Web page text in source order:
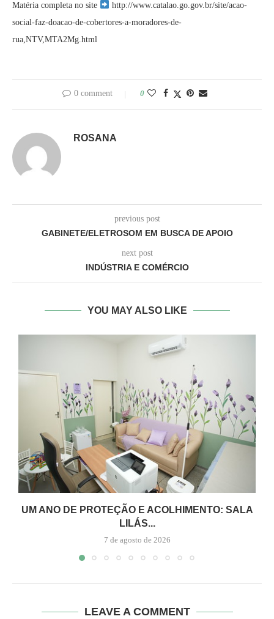
Matéria completa no site
http://www.catalao.go.gov.br/site/acao-
social-faz-doacao-de-cobertores-a-moradores-de-
rua,NTV,MTA2Mg.html
0 comment 0
ROSANA
previous post
GABINETE/ELETROSOM EM BUSCA DE APOIO
next post
INDÚSTRIA E COMÉRCIO
YOU MAY ALSO LIKE
UM ANO DE PROTEÇÃO E ACOLHIMENTO: SALA
LILÁS...
7 de agosto de 2026
LEAVE A COMMENT